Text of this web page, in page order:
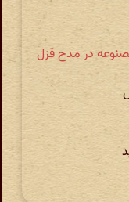
۹۰ - قصیدۀ مصنوعه در مدح قزل